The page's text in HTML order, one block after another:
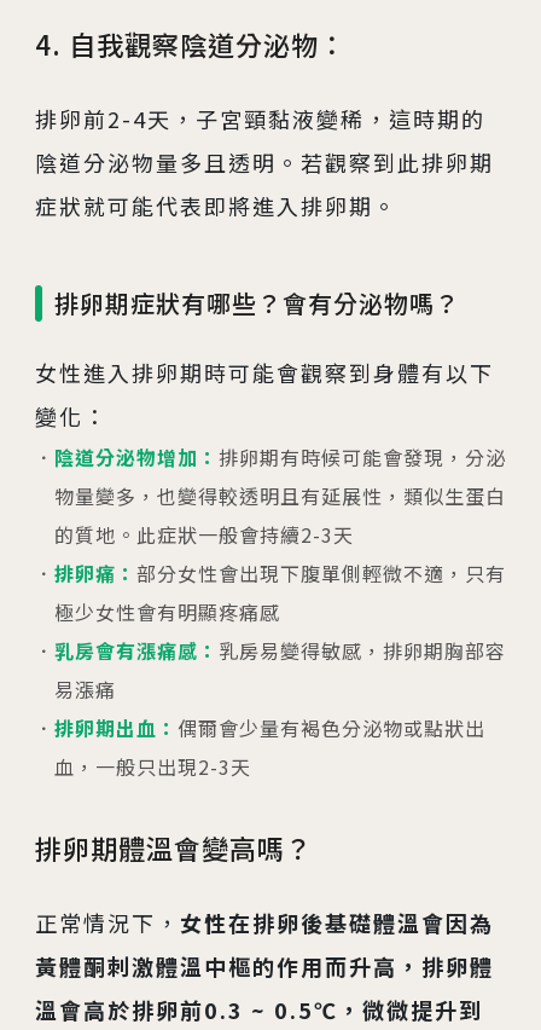
4. 自我觀察陰道分泌物：
排卵前2-4天，子宮頸黏液變稀，這時期的
陰道分泌物量多且透明。若觀察到此排卵期
症狀就可能代表即將進入排卵期。
排卵期症狀有哪些？會有分泌物嗎？
女性進入排卵期時可能會觀察到身體有以下
變化：
陰道分泌物增加： 排卵期有時候可能會發現，分泌
物量變多，也變得較透明且有延展性，類似生蛋白
的質地。此症狀一般會持續2-3天
排卵痛： 部分女性會出現下腹單側輕微不適，只有
極少女性會有明顯疼痛感
乳房會有漲痛感： 乳房易變得敏感，排卵期胸部容
易漲痛
排卵期出血： 偶爾會少量有褐色分泌物或點狀出
血，一般只出現2-3天
排卵期體溫會變高嗎？
正常情況下， 女性在排卵後基礎體溫會因為
黃體酮刺激體溫中樞的作用而升高，排卵體
溫會高於排卵前0.3 ~ 0.5℃，微微提升到